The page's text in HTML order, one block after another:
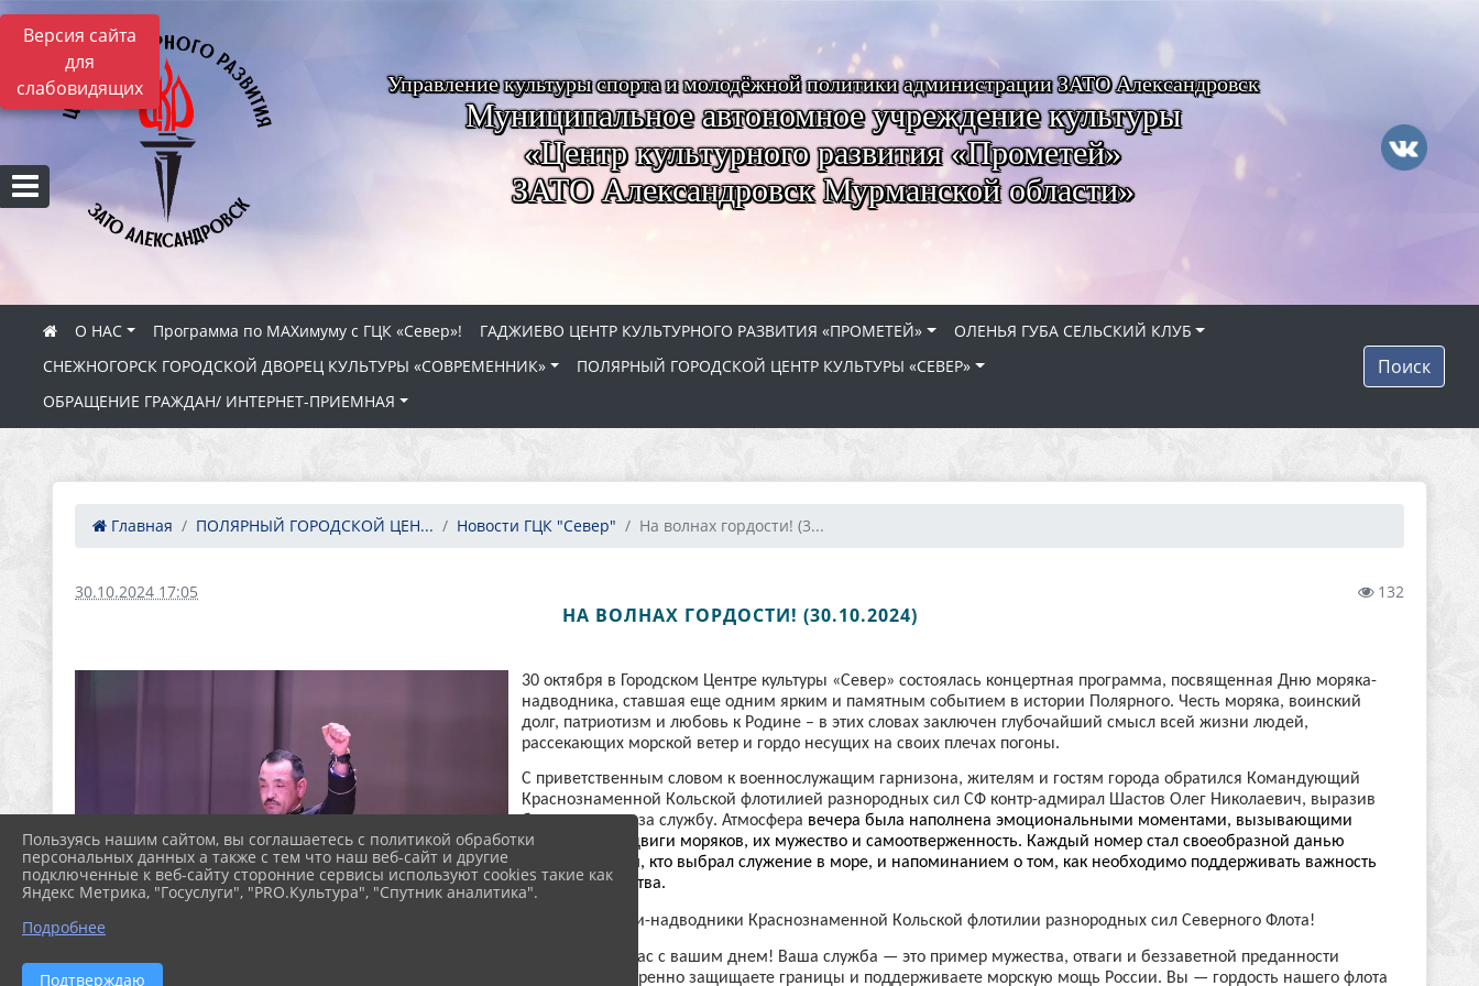
Версия сайта
для
слабовидящих
Управление культуры спорта и молодёжной политики администрации ЗАТО Александровск
Муниципальное автономное учреждение культуры
«Центр культурного развития «Прометей»
ЗАТО Александровск Мурманской области»
О НАС Программа по МАХимуму с ГЦК «Север»! ГАДЖИЕВО ЦЕНТР КУЛЬТУРНОГО РАЗВИТИЯ «ПРОМЕТЕЙ»
ОЛЕНЬЯ ГУБА СЕЛЬСКИЙ КЛУБ
СНЕЖНОГОРСК ГОРОДСКОЙ ДВОРЕЦ КУЛЬТУРЫ «СОВРЕМЕННИК»
ПОЛЯРНЫЙ ГОРОДСКОЙ ЦЕНТР КУЛЬТУРЫ «СЕВЕР»
ОБРАЩЕНИЕ ГРАЖДАН/ ИНТЕРНЕТ-ПРИЕМНАЯ
Поиск
Главная ПОЛЯРНЫЙ ГОРОДСКОЙ ЦЕН... Новости ГЦК "Север" На волнах гордости! (3...
30.10.2024 17:05 132
НА ВОЛНАХ ГОРДОСТИ! (30.10.2024)
30 октября в Городском Центре культуры «Север» состоялась концертная программа, посвященная Дню моряка-
надводника, ставшая еще одним ярким и памятным событием в истории Полярного. Честь моряка, воинский
долг, патриотизм и любовь к Родине – в этих словах заключен глубочайший смысл всей жизни людей,
рассекающих морской ветер и гордо несущих на своих плечах погоны.
С приветственным словом к военнослужащим гарнизона, жителям и гостям города обратился Командующий
Краснознаменной Кольской флотилией разнородных сил СФ контр-адмирал Шастов Олег Николаевич, выразив
благодарность за службу. Атмосфера вечера была наполнена эмоциональными моментами, вызывающими
гордость за подвиги моряков, их мужество и самоотверженность. Каждый номер стал своеобразной данью
уважения к тем, кто выбрал служение в море, и напоминанием о том, как необходимо поддерживать важность
морского братства.
Дорогие моряки-надводники Краснознаменной Кольской флотилии разнородных сил Северного Флота!
Поздравляем вас с вашим днем! Ваша служба — это пример мужества, отваги и беззаветной преданности
Родине. Вы уверенно защищаете границы и поддерживаете морскую мощь России. Вы — гордость нашего флота
Пользуясь нашим сайтом, вы соглашаетесь с политикой обработки
персональных данных а также с тем что наш веб-сайт и другие
подключенные к веб-сайту сторонние сервисы используют cookies такие как
Яндекс Метрика, "Госуслуги", "PRO.Культура", "Спутник аналитика".
Подробнее
Подтверждаю